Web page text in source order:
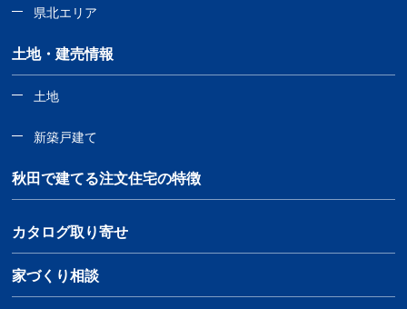
県北エリア
土地・建売情報
土地
新築戸建て
秋田で建てる注文住宅の特徴
カタログ取り寄せ
家づくり相談